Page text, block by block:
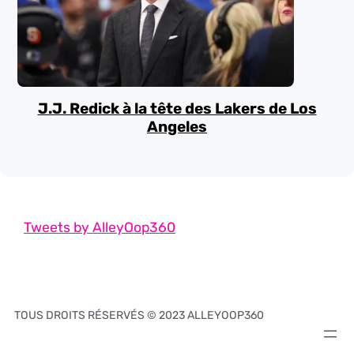
J.J. Redick à la tête des Lakers de Los
Angeles
Tweets by AlleyOop360
TOUS DROITS RÉSERVÉS © 2023 ALLEYOOP360